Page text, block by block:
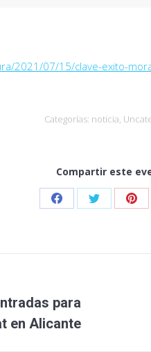
2021/07/15/clave-exito-
Categorías: noticia,
Compartir este
Share
Facebook
Share
Twitter
para
en Alicante